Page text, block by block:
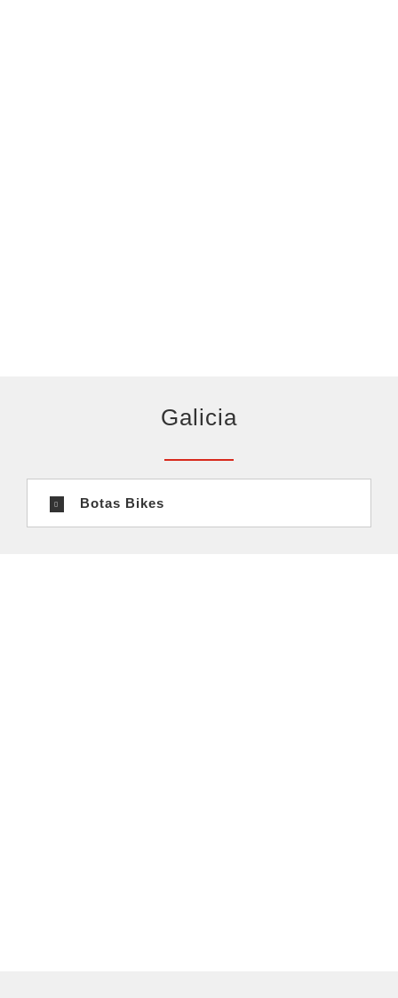
Galicia
Botas Bikes